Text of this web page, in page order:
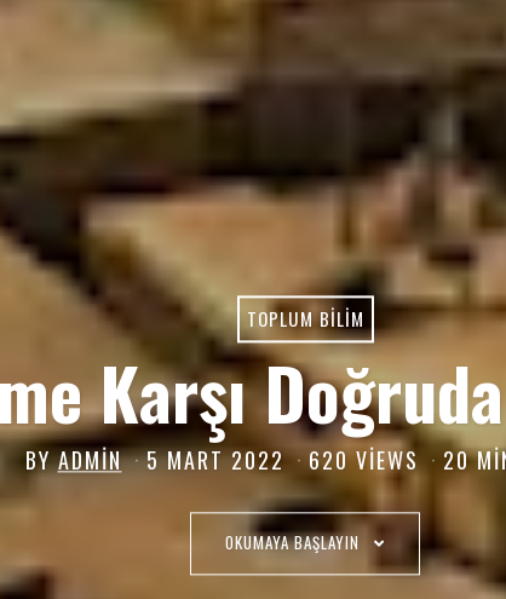
TOPLUM BILIM
Karşı
BYADMIN 5 MART 20225
M
A
R
T
620 VIEWS 20
OKUMAYA BAŞLAYIN